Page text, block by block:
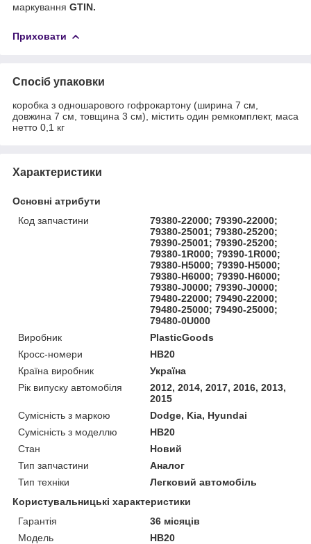
маркування GTIN.
Приховати
Спосіб упаковки
коробка з одношарового гофрокартону (ширина 7 см,
довжина 7 см, товщина 3 см), містить один ремкомплект, маса
нетто 0,1 кг
Характеристики
Основні атрибути
Код запчастини
79380-22000; 79390-22000;
79380-25001; 79380-25200;
79390-25001; 79390-25200;
79380-1R000; 79390-1R000;
79380-H5000; 79390-H5000;
79380-H6000; 79390-H6000;
79380-J0000; 79390-J0000;
79480-22000; 79490-22000;
79480-25000; 79490-25000;
79480-0U000
Виробник
PlasticGoods
Кросс-номери
HB20
Країна виробник
Україна
Рік випуску автомобіля
2012, 2014, 2017, 2016, 2013,
2015
Сумісність з маркою
Dodge, Kia, Hyundai
Сумісність з моделлю
HB20
Стан
Новий
Тип запчастини
Аналог
Тип техніки
Легковий автомобіль
Користувальницькі характеристики
Гарантія
36 місяців
Мoдель
HB20